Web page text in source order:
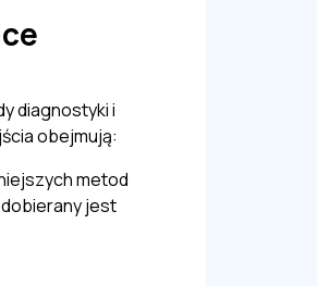
diagnostyki i
obejmują:
metod
jest